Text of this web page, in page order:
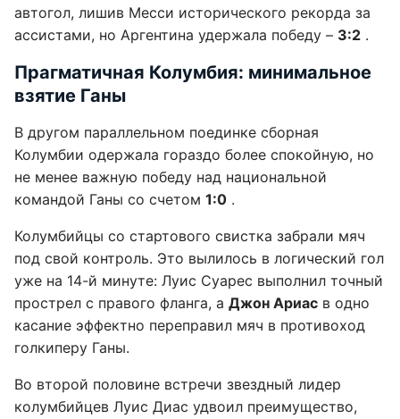
автогол, лишив Месси исторического рекорда за
ассистами, но Аргентина удержала победу – 3:2 .
Прагматичная Колумбия: минимальное
взятие Ганы
В другом параллельном поединке сборная
Колумбии одержала гораздо более спокойную, но
не менее важную победу над национальной
командой Ганы со счетом 1:0 .
Колумбийцы со стартового свистка забрали мяч
под свой контроль. Это вылилось в логический гол
уже на 14-й минуте: Луис Суарес выполнил точный
прострел с правого фланга, а Джон Ариас в одно
касание эффектно переправил мяч в противоход
голкиперу Ганы.
Во второй половине встречи звездный лидер
колумбийцев Луис Диас удвоил преимущество,